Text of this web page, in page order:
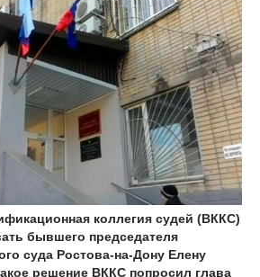
коллегия судей (ВККС)
бывшего председателя
суда Ростова-на-Дону Елену
решение ВККС попросил глава